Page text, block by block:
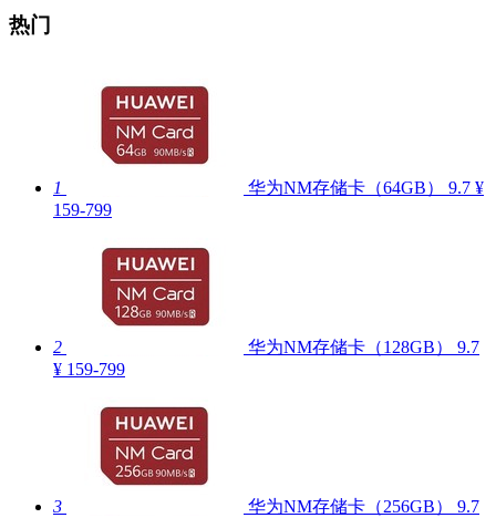
热门
1 华为NM存储卡（64GB） 9.7 ¥
159-799
2 华为NM存储卡（128GB）
9.7
¥ 159-799
3 华为NM存储卡（256GB）
9.7